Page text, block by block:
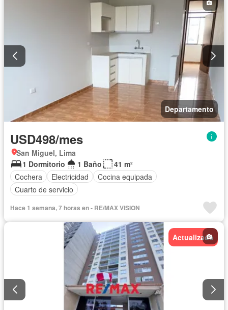
Departamento
USD498/mes
San Miguel, Lima
1 Dormitorio
1 Baño
41 m²
Cochera
Electricidad
Cocina equipada
Cuarto de servicio
Hace 1 semana, 7 horas en - RE/MAX VISION
Actualizado